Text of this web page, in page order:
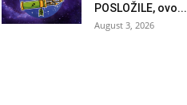
POSLOŽILE, ovo...
August 3, 2026